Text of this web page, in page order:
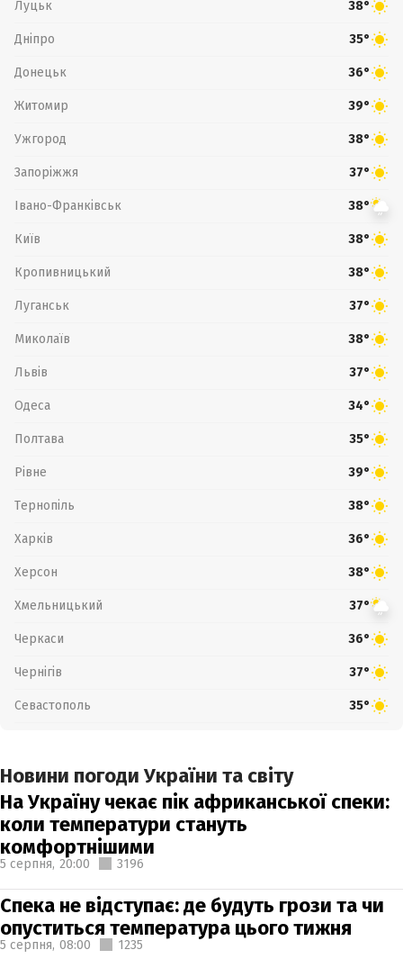
Луцьк 38°
Дніпро 35°
Донецьк 36°
Житомир 39°
Ужгород 38°
Запоріжжя 37°
Івано-Франківськ 38°
Київ 38°
Кропивницький 38°
Луганськ 37°
Миколаїв 38°
Львів 37°
Одеса 34°
Полтава 35°
Рівне 39°
Тернопіль 38°
Харків 36°
Херсон 38°
Хмельницький 37°
Черкаси 36°
Чернігів 37°
Севастополь 35°
Новини погоди України та світу
На Україну чекає пік африканської спеки:
коли температури стануть
комфортнішими
5 серпня, 20:00 3196
Спека не відступає: де будуть грози та чи
опуститься температура цього тижня
5 серпня, 08:00 1235